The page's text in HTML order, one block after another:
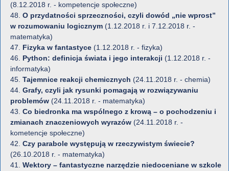
(8.12.2018 r. - kompetencje społeczne)
48. O przydatności sprzeczności, czyli dowód „nie wprost”
w rozumowaniu logicznym (1.12.2018 r. i 7.12.2018 r. -
matematyka)
47. Fizyka w fantastyce (1.12.2018 r. - fizyka)
46. Python: definicja świata i jego interakcji (1.12.2018 r. -
informatyka)
45. Tajemnice reakcji chemicznych (24.11.2018 r. - chemia)
44. Grafy, czyli jak rysunki pomagają w rozwiązywaniu
problemów (24.11.2018 r. - matematyka)
43. Co biedronka ma wspólnego z krową – o pochodzeniu i
zmianach znaczeniowych wyrazów (24.11.2018 r. -
kometencje społeczne)
42. Czy parabole występują w rzeczywistym świecie?
(26.10.2018 r. - matematyka)
41. Wektory – fantastyczne narzędzie niedoceniane w szkole